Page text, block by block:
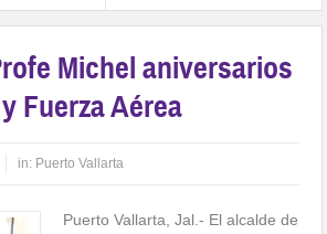
Michel aniversarios
Fuerza Aérea
in: Puerto Vallarta
Puerto Vallarta, Jal.- El alcalde de